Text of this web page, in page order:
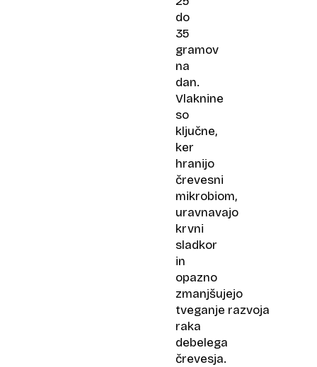
do
35
gramov
na
dan.
Vlaknine
so
ključne,
ker
hranijo
črevesni
mikrobiom,
uravnavajo
krvni
sladkor
in
opazno
zmanjšujejo
tveganje razvoja
raka
debelega
črevesja.